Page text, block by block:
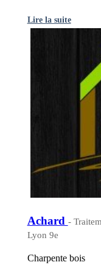
Lire la suite
Achard -
Lyon 9e
Charpente bois